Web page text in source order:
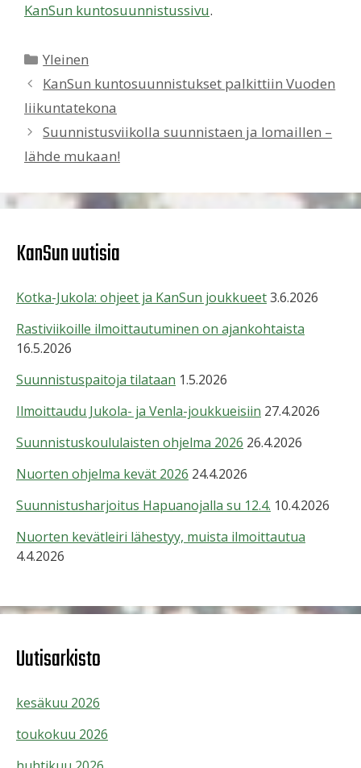
KanSun kuntosuunnistussivu.
Kategoriat
Yleinen
KanSun kuntosuunnistukset palkittiin Vuoden
liikuntatekona
Suunnistusviikolla suunnistaen ja lomaillen –
lähde mukaan!
KanSun uutisia
Kotka-Jukola: ohjeet ja KanSun joukkueet3.6.2026
Rastiviikoille ilmoittautuminen on ajankohtaista
16.5.2026
Suunnistuspaitoja tilataan 1.5.2026
Ilmoittaudu Jukola- ja Venla-joukkueisiin 27.4.2026
Suunnistuskoululaisten ohjelma 2026 26.4.2026
Nuorten ohjelma kevät 2026 24.4.2026
Suunnistusharjoitus Hapuanojalla su 12.4. 10.4.2026
Nuorten kevätleiri lähestyy, muista ilmoittautua
4.4.2026
Uutisarkisto
kesäkuu 2026
toukokuu 2026